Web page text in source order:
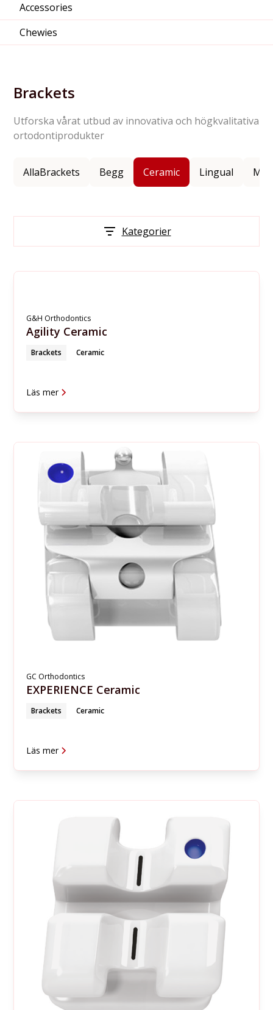
Accessories
Chewies
Brackets
Utforska vårat utbud av innovativa och högkvalitativa
ortodontiprodukter
AllaBrackets Begg Ceramic Lingual
Kategorier
G&H Orthodontics
Agility Ceramic
Brackets Ceramic
Läs mer
GC Orthodontics
EXPERIENCE Ceramic
Brackets Ceramic
Läs mer